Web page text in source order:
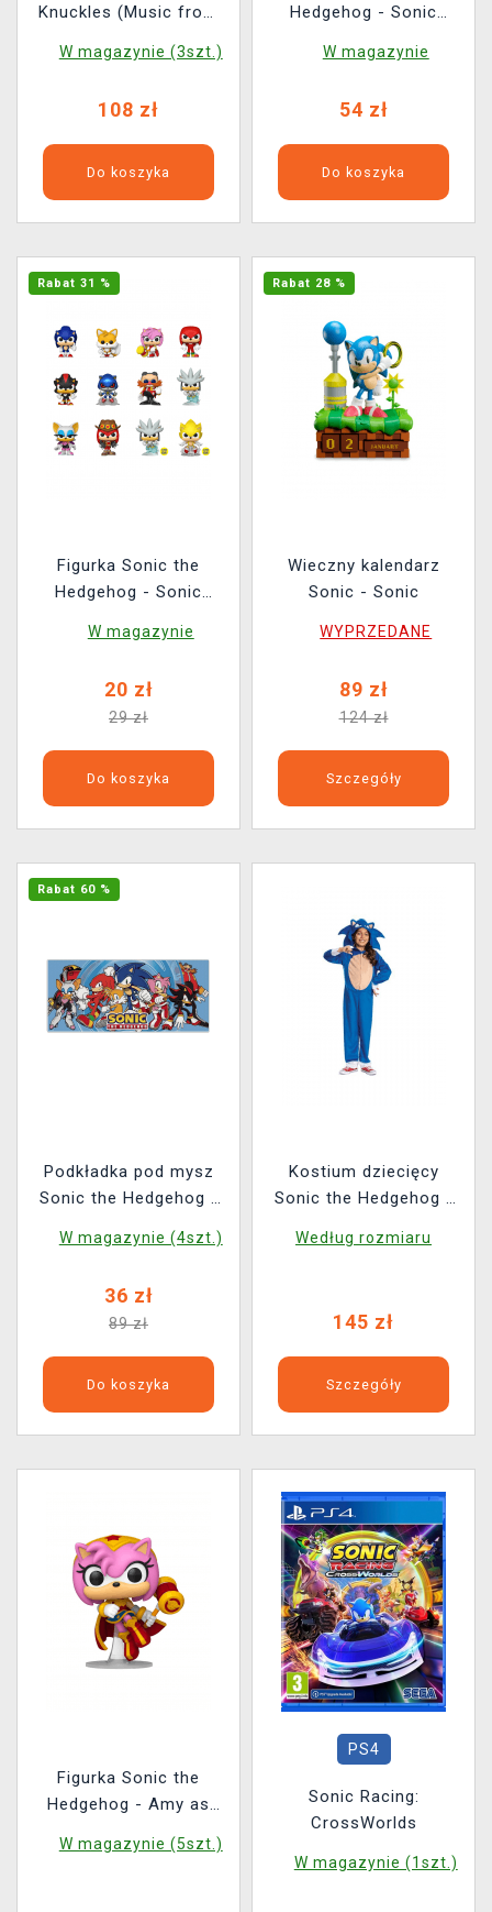
Knuckles (Music from
Original Series) - LITA
W magazynie (3szt.)
108 zł
Do koszyka
Hedgehog - Sonic
pary)
W magazynie
54 zł
Do koszyka
Rabat 31 %
Figurka Sonic the
Hedgehog - Sonic
W magazynie
20 zł
29 zł
Do koszyka
Rabat 28 %
Wieczny kalendarz
Sonic - Sonic
WYPRZEDANE
89 zł
124 zł
Szczegóły
Rabat 60 %
Podkładka pod mysz
Sonic the Hedgehog -
W magazynie (4szt.)
36 zł
89 zł
Do koszyka
Kostium dziecięcy
Sonic the Hedgehog -
Według rozmiaru
145 zł
Szczegóły
Figurka Sonic the
Hedgehog - Amy as
POP! Heroes 595)
W magazynie (5szt.)
PS4
Sonic Racing:
CrossWorlds
W magazynie (1szt.)